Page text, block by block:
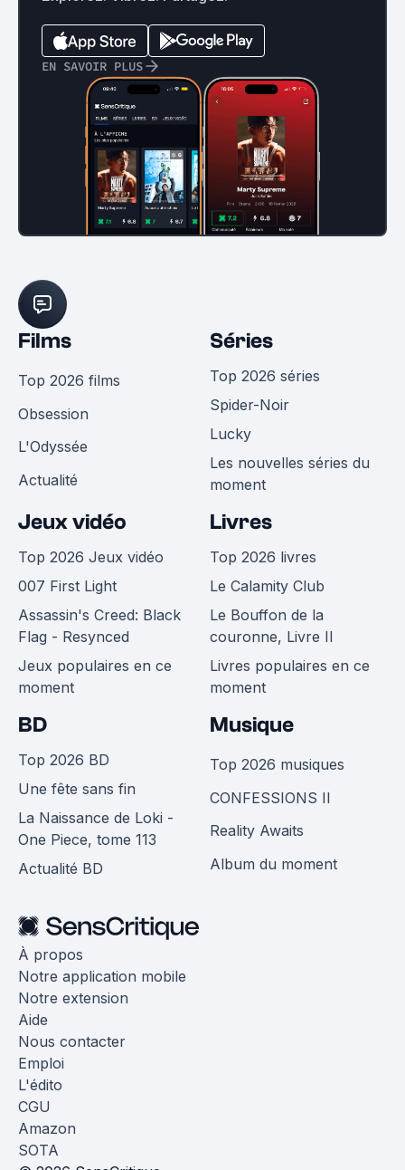
EN SAVOIR PLUS
Films
Top 2026 films
Obsession
L'Odyssée
Actualité
Séries
Top 2026 séries
Spider-Noir
Lucky
Les nouvelles séries du
moment
Jeux vidéo
Top 2026 Jeux vidéo
007 First Light
Assassin's Creed: Black
Flag - Resynced
Jeux populaires en ce
moment
Livres
Top 2026 livres
Le Calamity Club
Le Bouffon de la
couronne, Livre II
Livres populaires en ce
moment
BD
Top 2026 BD
Une fête sans fin
La Naissance de Loki -
One Piece, tome 113
Actualité BD
Musique
Top 2026 musiques
CONFESSIONS II
Reality Awaits
Album du moment
À propos
Notre application mobile
Notre extension
Aide
Nous contacter
Emploi
L'édito
CGU
Amazon
SOTA